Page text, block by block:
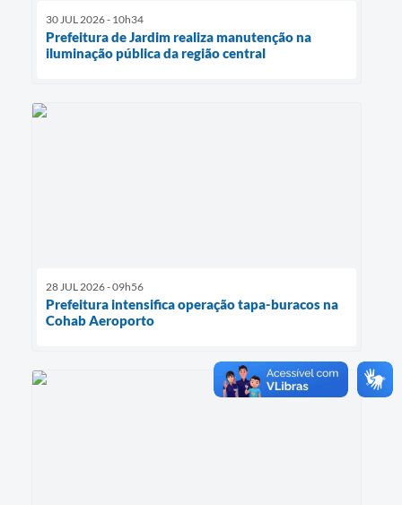
30 JUL 2026 - 10h34
Prefeitura de Jardim realiza manutenção na
iluminação pública da região central
28 JUL 2026 - 09h56
Prefeitura intensifica operação tapa-buracos na
Cohab Aeroporto